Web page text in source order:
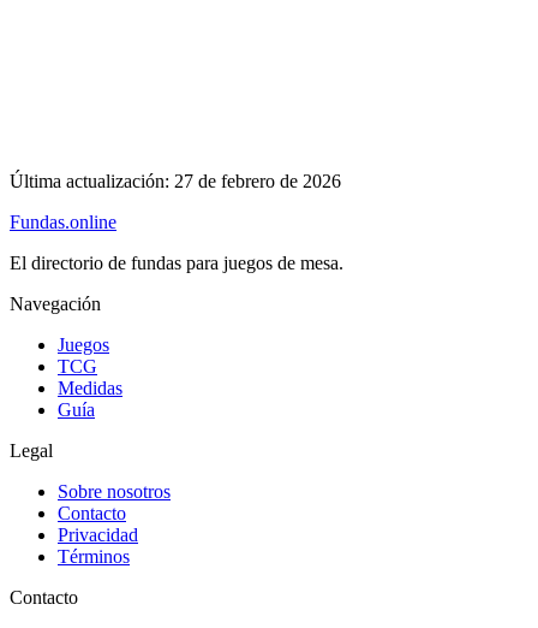
Última actualización: 27 de febrero de 2026
Fundas.online
El directorio de fundas para juegos de mesa.
Navegación
Juegos
TCG
Medidas
Guía
Legal
Sobre nosotros
Contacto
Privacidad
Términos
Contacto